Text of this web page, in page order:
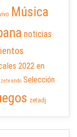
Música
noticias
2022 en
Selección
zetadj